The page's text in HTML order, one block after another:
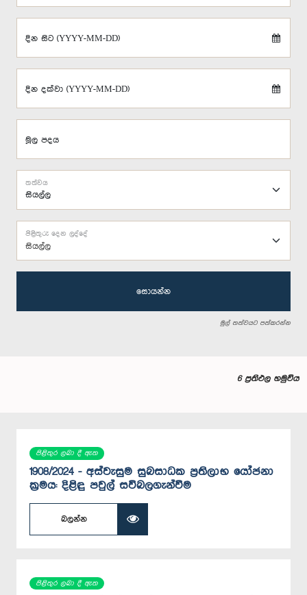
දින සිට (YYYY-MM-DD)
දින දක්වා (YYYY-MM-DD)
මූල පදය
තත්වය
සියල්ල
පිළිතුරු දෙන ලද්දේ
සොයන්න
මුල් තත්වයට පත්කරන්න
6 ප්‍රතිඵල හමුවිය
පිළිතුර ලබා දී ඇත
1908/2024 - අස්වැසුම සුබසාධක ප්‍රතිලාභ යෝජනා
ක්‍රමය: දිළිඳු පවුල් සවිබලගැන්වීම
බලන්න
පිළිතුර ලබා දී ඇත